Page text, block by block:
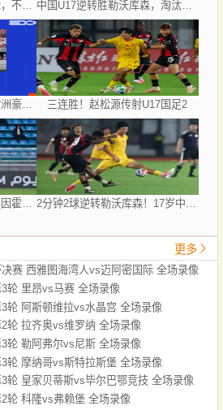
三连胜！赵松源传射U17国足2
亚足联首次官宣李昊转会埃因霍温引热议，球迷称之为假消息 2分钟2球逆转勒沃库森！17岁中国新星惊艳中国足球又让人看到了希望
更多
赛 西雅图海湾人vs迈阿密国际 全场录像
轮 里昂vs马赛 全场录像
轮 阿斯顿维拉vs水晶宫 全场录像
轮 拉齐奥vs维罗纳 全场录像
轮 勒阿弗尔vs尼斯 全场录像
轮 摩纳哥vs斯特拉斯堡 全场录像
轮 皇家贝蒂斯vs毕尔巴鄂竞技 全场录像
轮 科隆vs弗赖堡 全场录像